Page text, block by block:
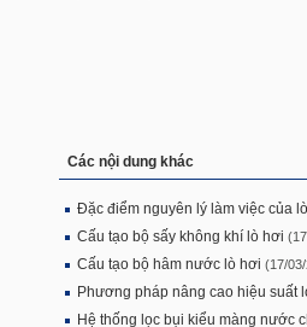
Các nội dung khác
Đặc điểm nguyên lý làm việc của
Cấu tạo bộ sấy không khí lò hơi
Cấu tạo bộ hâm nước lò hơi (17/
Phương pháp nâng cao hiệu suất
Hệ thống lọc bụi kiểu màng nước